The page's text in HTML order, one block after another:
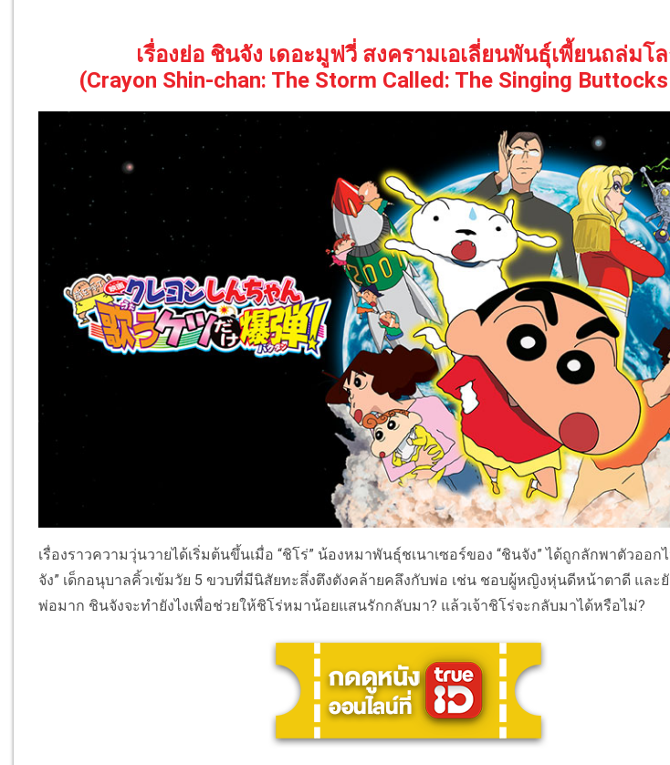
เรื่องย่อ ชินจัง เดอะมูฟวี่ สงครามเอเลี่ยนพันธุ์เพี้ยนถล่มโ
(Crayon Shin-chan: The Storm Called: The Singing
เรื่องราวความวุ่นวายได้เริ่มต้นขึ้นเมื่อ “ชิโร่” น้องหมาพันธ์ุชเนาเซอร์ของ “ชินจัง” ได้ถูกลักพาตัวออก
จัง” เด็กอนุบาลคิ้วเข้มวัย 5 ขวบที่มีนิสัยทะลึ่งตึงตังคล้ายคลึงกับพ่อ เช่น ชอบผู้หญิงหุ่นดีหน้าตาดี และ
พ่อมาก ชินจังจะทำยังไงเพื่อช่วยให้ชิโร่หมาน้อยแสนรักกลับมา? แล้วเจ้าชิโร่จะกลับมาได้หรือไม่?